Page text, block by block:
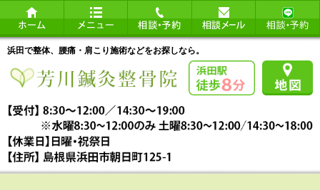
浜田で整体、腰痛・肩こり施術などをお探しなら。